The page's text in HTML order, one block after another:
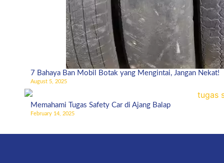
7 Bahaya Ban Mobil Botak yang Mengintai, Jangan Nekat!
August 5, 2025
Memahami Tugas Safety Car di Ajang Balap
February 14, 2025